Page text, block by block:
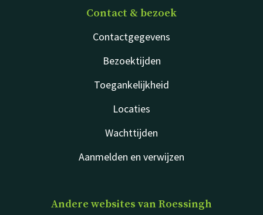
Contact & bezoek
Contactgegevens
Locaties
Bezoektijden
Wachttijden
Toegankelijkheid
Aanmelden en verwijzen
Andere websites van Roessingh